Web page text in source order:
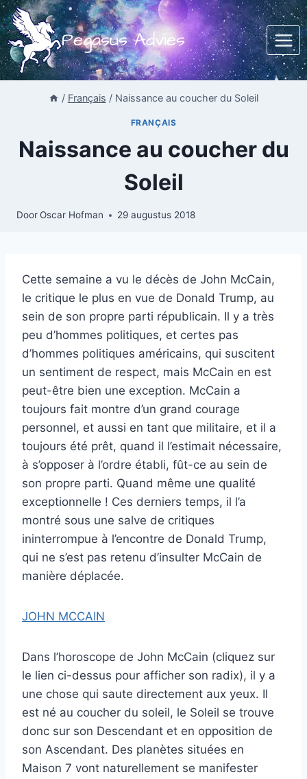
Doorgaan
naar
inhoud
Pegasus Advies
/ Français / Naissance au coucher du Soleil
FRANÇAIS
Naissance au coucher du
Soleil
DoorOscar Hofman 29 augustus 2018
Cette semaine a vu le décès de John McCain,
le critique le plus en vue de Donald Trump, au
sein de son propre parti républicain. Il y a très
peu d’hommes politiques, et certes pas
d’hommes politiques américains, qui suscitent
un sentiment de respect, mais McCain en est
peut-être bien une exception. McCain a
toujours fait montre d’un grand courage
personnel, et aussi en tant que militaire, et il a
toujours été prêt, quand il l’estimait nécessaire,
à s’opposer à l’ordre établi, fût-ce au sein de
son propre parti. Quand même une qualité
exceptionnelle ! Ces derniers temps, il l’a
montré sous une salve de critiques
ininterrompue à l’encontre de Donald Trump,
qui ne s’est pas retenu d’insulter McCain de
manière déplacée.
JOHN MCCAIN
Dans l’horoscope de John McCain (cliquez sur
le lien ci-dessus pour afficher son radix), il y a
une chose qui saute directement aux yeux. Il
est né au coucher du soleil, le Soleil se trouve
donc sur son Descendant et en opposition de
son Ascendant. Des planètes situées en
Maison 7 vont naturellement se manifester